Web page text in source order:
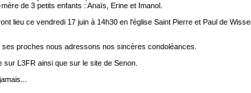
de 3 petits enfants : Anaïs, Erine et Imanol.
lieu ce vendredi 17 juin à 14h30 en l'église Saint Pierre et Paul de
ses proches nous adressons nos sincères condoléances.
L3FR ainsi que sur le site de Senon.